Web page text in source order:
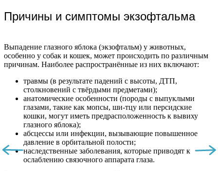
Причины и симптомы экзофтальма
Выпадение глазного яблока (экзофтальм) у животных,
особенно у собак и кошек, может происходить по различным
причинам. Наиболее распространённые из них включают:
травмы (в результате падений с высоты, ДТП,
столкновений с твёрдыми предметами);
анатомические особенности (породы с выпуклыми
глазами, такие как мопсы, ши-тцу или персидские
кошки, могут иметь предрасположенность к вывиху
глазного яблока);
абсцессы или инфекции, вызывающие повышенное
давление в орбитальной полости;
наследственные заболевания, которые приводят к
ослаблению связочного аппарата глаза.